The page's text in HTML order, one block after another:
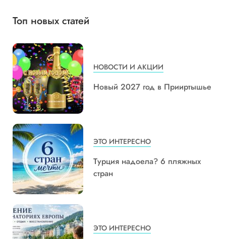
Топ новых статей
НОВОСТИ И АКЦИИ
Новый 2027 год в Прииртышье
ЭТО ИНТЕРЕСНО
Турция надоела? 6 пляжных
стран
ЭТО ИНТЕРЕСНО